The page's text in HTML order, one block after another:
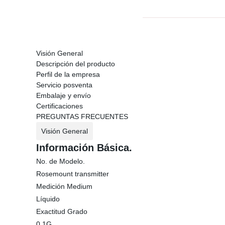
Visión General
Descripción del producto
Perfil de la empresa
Servicio posventa
Embalaje y envío
Certificaciones
PREGUNTAS FRECUENTES
Visión General
Información Básica.
No. de Modelo.
Rosemount transmitter
Medición Medium
Líquido
Exactitud Grado